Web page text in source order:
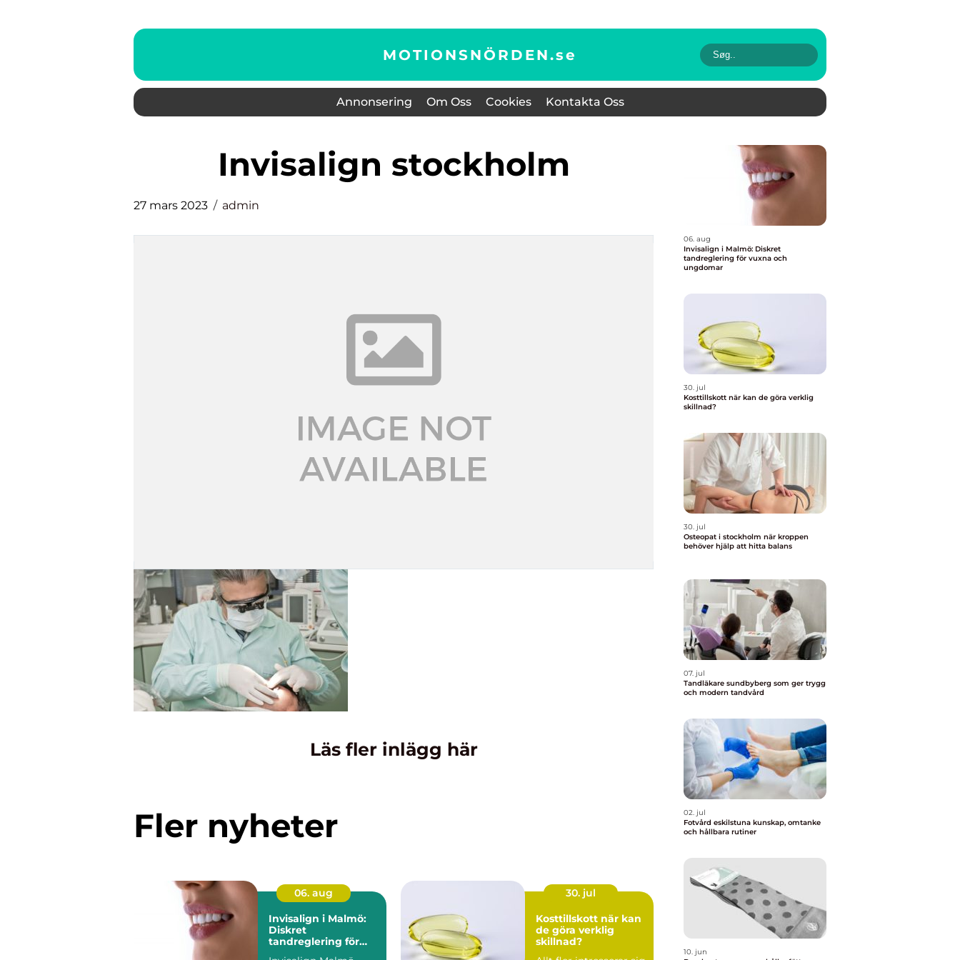
MOTIONSNÖRDEN.se
Annonsering Om Oss Cookies Kontakta Oss
invisalign stockholm
27 mars 2023 admin
Läs fler inlägg här
Fler nyheter
06. aug
Invisalign i Malmö:
Diskret
tandreglering för
30. jul
Kosttillskott när kan
de göra verklig
skillnad?
06. aug
Invisalign i Malmö: Diskret
tandreglering för vuxna och
ungdomar
30. jul
Kosttillskott när kan de göra verklig
skillnad?
30. jul
Osteopat i stockholm när kroppen
behöver hjälp att hitta balans
07. jul
Tandläkare sundbyberg som ger trygg
och modern tandvård
02. jul
Fotvård eskilstuna kunskap, omtanke
och hållbara rutiner
10. jun